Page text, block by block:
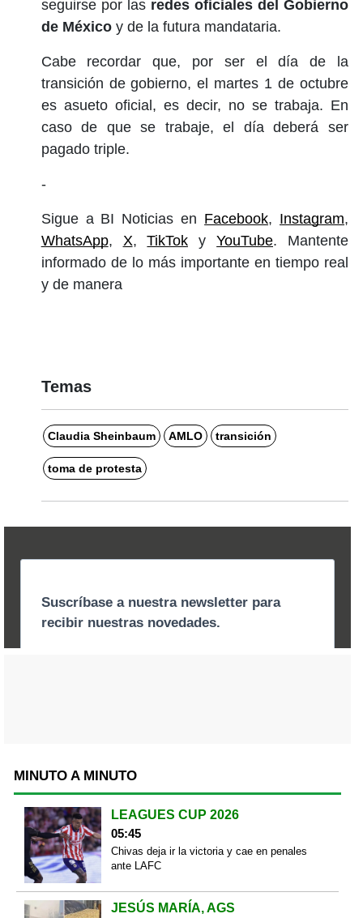
seguirse por las redes oficiales del Gobierno
de Méxicoy de la futura mandataria.
Cabe recordar que, por ser el día de la
transición de gobierno, el martes 1 de octubre
es asueto oficial, es decir, no se trabaja. En
caso de que se trabaje, el día deberá ser
pagado triple.
-
Sigue a BI Noticias en Facebook, Instagram,
WhatsApp, X, TikTok y YouTube. Mantente
informado de lo más importante en tiempo real
y de manera
Temas
Claudia Sheinbaum AMLO transición
toma de protesta
MINUTO A MINUTO
LEAGUES CUP 2026
05:45
Chivas deja ir la victoria y cae en penales
ante LAFC
JESÚS MARÍA, AGS